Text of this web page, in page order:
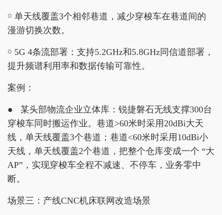
￮ 单天线覆盖3个相邻巷道，减少穿梭车在巷道间的
漫游切换次数。
￮ 5G 4条流部署：支持5.2GHz和5.8GHz同信道部署，
提升频谱利用率和数据传输可靠性。
案例：
● 某头部物流企业立体库：锐捷磐石无线支撑300台
穿梭车同时搬运作业。巷道>60米时采用20dBi大天
线，单天线覆盖3个巷道；巷道<60米时采用10dBi小
天线，单天线覆盖2个巷道，把整个仓库变成一个 “大
AP”，实现穿梭车全程不减速、不停车，业务零中
断。
场景三：产线CNC机床联网改造场景